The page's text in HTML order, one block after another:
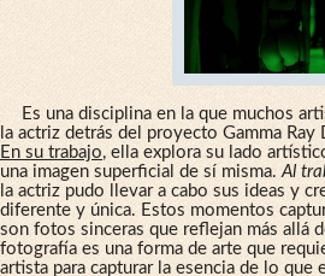
Es una disciplina en la que muchos
la actriz detrás del proyecto Gamma
En su trabajo, ella explora su lado
una imagen superficial de sí misma.Al
la actriz pudo llevar a cabo sus ideas y
diferente y única. Estos momentos
son fotos sinceras que reflejan más allá
fotografía es una forma de arte que
artista para capturar la esencia de lo que